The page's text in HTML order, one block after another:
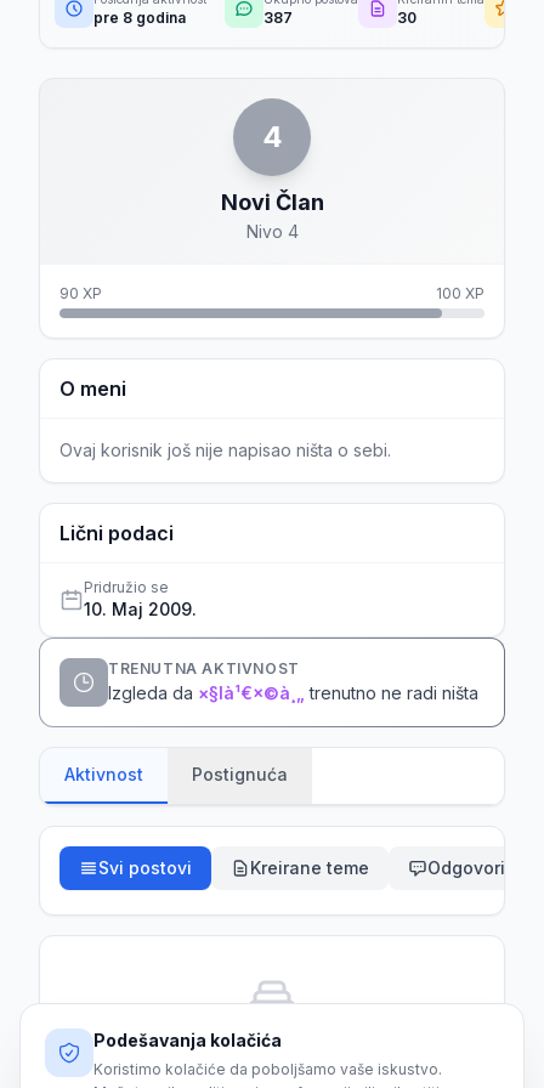
pre 8 godina 387 30
4
Novi Član
Nivo 4
90 XP 100 XP
O meni
Ovaj korisnik još nije napisao ništa o sebi.
Lični podaci
Pridružio se
10. Maj 2009.
TRENUTNA AKTIVNOST
Izgleda da ×§là¹€×©à¸„ trenutno ne radi ništa
Aktivnost Postignuća
Svi postovi Kreirane teme Odgovori
Još nema aktivnosti
Podešavanja kolačića
Koristimo kolačiće da poboljšamo vaše iskustvo.